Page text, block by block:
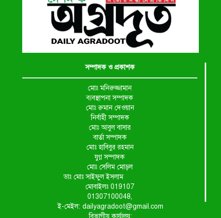
সম্পাদক ও প্রকাশক
মোঃ মনিরুজ্জামান
ব্যবস্থাপনা সম্পাদক
মোঃ রুমান দেওয়ান
নির্বাহী সম্পাদক
মোঃ আবুল বাসার
বার্তা সম্পাদক
মোঃ হাবিবুর রহমান
যুগ্ন সম্পাদক
মোঃ সেলিম মোড়ল
ডাঃ মোঃ সাইফুল ইসলাম
মোবাইলঃ 019107
01307100048,
ই-মেইল: dailyagradoot@gmail.com
বিভাগীয় কার্যালয়: